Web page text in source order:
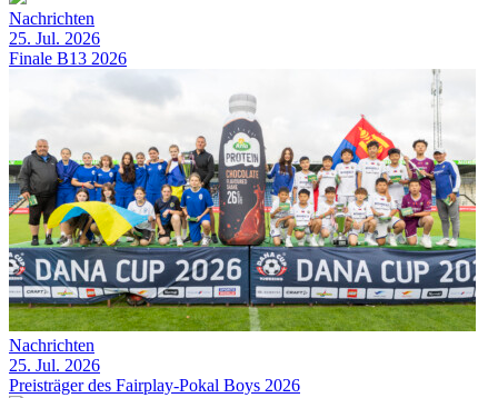
Nachrichten
25. Jul. 2026
Finale B13 2026
Nachrichten
25. Jul. 2026
Preisträger des Fairplay-Pokal Boys 2026